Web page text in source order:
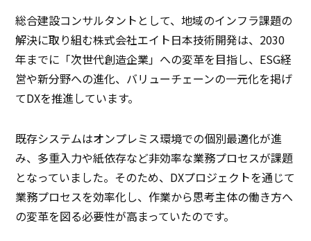
総合建設コンサルタントとして、地域のインフラ課題の
解決に取り組む株式会社エイト日本技術開発は、2030
年までに「次世代創造企業」への変革を目指し、ESG経
営や新分野への進化、バリューチェーンの一元化を掲げ
てDXを推進しています。
既存システムはオンプレミス環境での個別最適化が進
み、多重入力や紙依存など非効率な業務プロセスが課題
となっていました。そのため、DXプロジェクトを通じて
業務プロセスを効率化し、作業から思考主体の働き方へ
の変革を図る必要性が高まっていたのです。